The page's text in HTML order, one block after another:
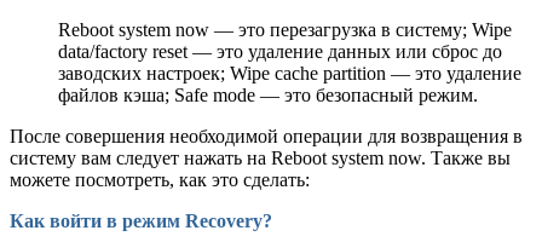
Reboot system now — это перезагрузка в систему; Wipe
data/factory reset — это удаление данных или сброс до
заводских настроек; Wipe cache partition — это удаление
файлов кэша; Safe mode — это безопасный режим.
После совершения необходимой операции для возвращения в
систему вам следует нажать на Reboot system now. Также вы
можете посмотреть, как это сделать:
Как войти в режим Recovery?